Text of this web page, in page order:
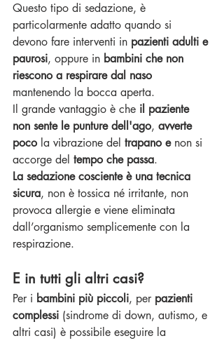
Questo tipo di sedazione, è
particolarmente adatto quando si
devono fare interventi in pazienti adulti e
paurosi, oppure in bambini che non
riescono a respirare dal naso
mantenendo la bocca aperta.
Il grande vantaggio è che il paziente
non sente le punture dell'ago, avverte
poco la vibrazione del trapano e non si
accorge del tempo che passa.
La sedazione cosciente è una tecnica
sicura, non è tossica né irritante, non
provoca allergie e viene eliminata
dall’organismo semplicemente con la
respirazione.
E in tutti gli altri casi?
Per i bambini più piccoli, per pazienti
complessi (sindrome di down, autismo, e
altri casi) è possibile eseguire la